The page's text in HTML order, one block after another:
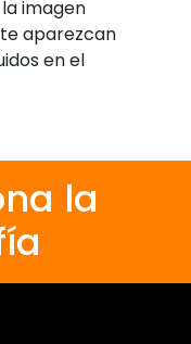
imagen
aparezcan
en el
la